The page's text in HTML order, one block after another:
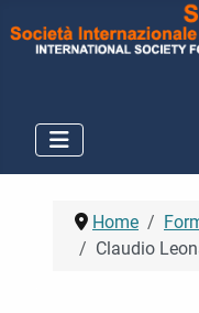
Home
Claudio